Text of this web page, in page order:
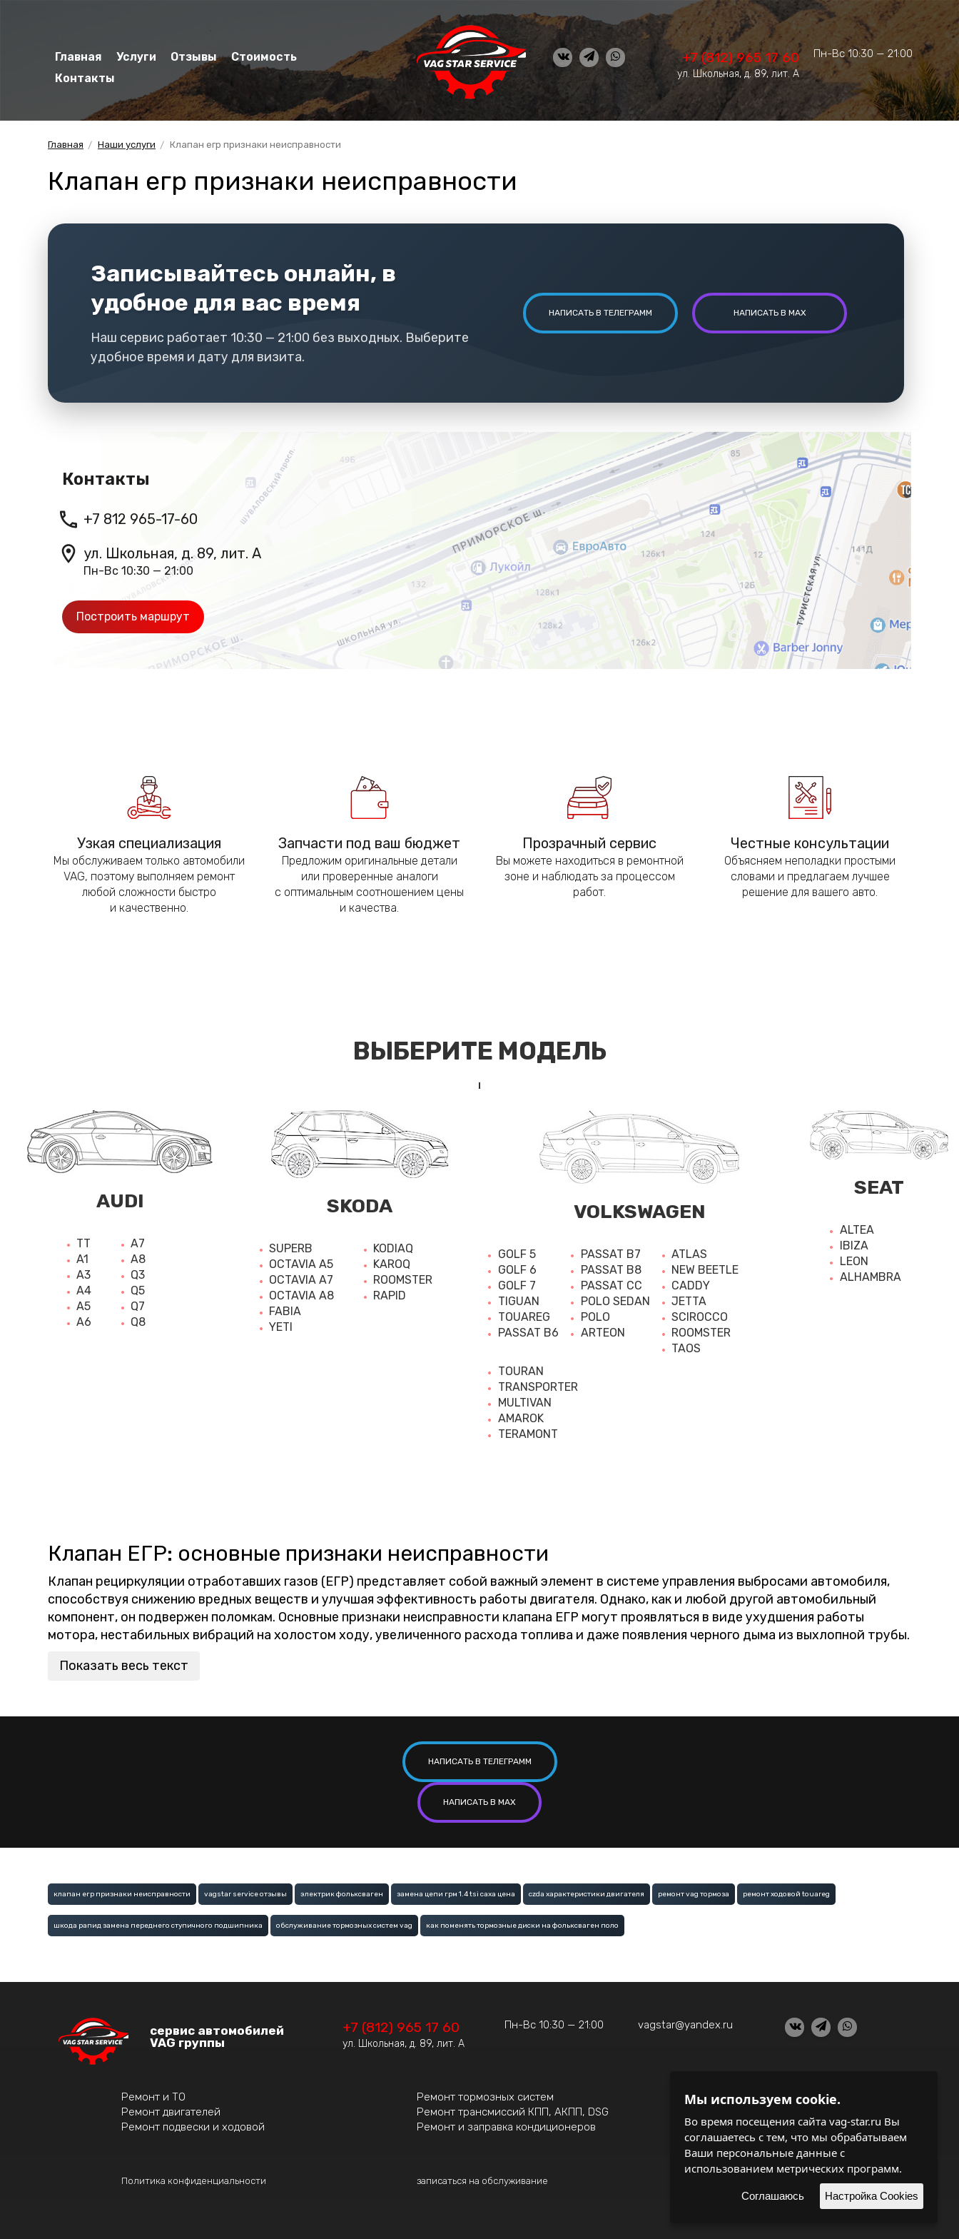
Главная Услуги Отзывы
Стоимость
Контакты
+7 (812) 965 17 60
ул. Школьная, д. 89, лит. А
Пн-Вс 10:30 — 21:00
Главная Наши услуги Клапан егр признаки неисправности
Клапан егр признаки неисправности
Записывайтесь онлайн, в
удобное для вас время
Наш сервис работает 10:30 — 21:00 без выходных. Выберите
удобное время и дату для визита.
НАПИСАТЬ В ТЕЛЕГРАММ НАПИСАТЬ В MAX
Контакты
+7 812 965-17-60
ул. Школьная, д. 89, лит. А
Пн-Вс 10:30 — 21:00
Построить маршрут
Узкая специализация
Мы обслуживаем только автомобили
VAG, поэтому выполняем ремонт
любой сложности быстро
и качественно.
Запчасти под ваш бюджет
Предложим оригинальные детали
или проверенные аналоги
с оптимальным соотношением цены
и качества.
Прозрачный сервис
Вы можете находиться в ремонтной
зоне и наблюдать за процессом
работ.
Честные консультации
Объясняем неполадки простыми
словами и предлагаем лучшее
решение для вашего авто.
ВЫБЕРИТЕ МОДЕЛЬ
AUDI
TT
A1
A3
A4
A5
A6
A7
A8
Q3
Q5
Q7
Q8
SKODA
SUPERB
OCTAVIA A5
OCTAVIA A7
OCTAVIA A8
FABIA
YETI
KODIAQ
KAROQ
ROOMSTER
RAPID
VOLKSWAGEN
GOLF 5
GOLF 6
GOLF 7
TIGUAN
TOUAREG
PASSAT B6
PASSAT B7
PASSAT B8
PASSAT CC
POLO SEDAN
POLO
ARTEON
ATLAS
NEW BEETLE
CADDY
JETTA
SCIROCCO
ROOMSTER
TAOS
TOURAN
TRANSPORTER
MULTIVAN
AMAROK
TERAMONT
SEAT
ALTEA
IBIZA
LEON
ALHAMBRA
Клапан ЕГР: основные признаки неисправности
Клапан рециркуляции отработавших газов (ЕГР) представляет собой важный элемент в системе управления выбросами автомобиля,
способствуя снижению вредных веществ и улучшая эффективность работы двигателя. Однако, как и любой другой автомобильный
компонент, он подвержен поломкам. Основные признаки неисправности клапана ЕГР могут проявляться в виде ухудшения работы
мотора, нестабильных вибраций на холостом ходу, увеличенного расхода топлива и даже появления черного дыма из выхлопной трубы.
Показать весь текст
НАПИСАТЬ В ТЕЛЕГРАММ
НАПИСАТЬ В MAX
клапан егр признаки неисправности vagstar service отзывы электрик фольксваген замена цепи грм 1.4 tsi caxa цена czda характеристики двигателя ремонт vag тормоза ремонт ходовой touareg
шкода рапид замена переднего ступичного подшипника обслуживание тормозных систем vag как поменять тормозные диски на фольксваген поло
сервис автомобилей
VAG группы
+7 (812) 965 17 60
ул. Школьная, д. 89, лит. А
Пн-Вс 10:30 — 21:00 vagstar@yandex.ru
Ремонт и ТО
Ремонт двигателей
Ремонт подвески и ходовой
Ремонт тормозных систем
Ремонт трансмиссий КПП, АКПП, DSG
Ремонт и заправка кондиционеров
Шиномонтаж и балансировка колес
Ремонт выхлопной системы
Политика конфиденциальности записаться на обслуживание
разработка сайта
Мы используем cookie.
Во время посещения сайта vag-star.ru Вы
соглашаетесь с тем, что мы обрабатываем
Ваши персональные данные с
использованием метрических программ.
Соглашаюсь Настройка Cookies